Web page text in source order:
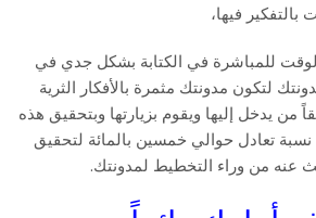
بالتفكير فيها،
للمباشرة في الكتابة بشكل جدي في
لتكون مدونتك مثمرة بالأفكار الثرية
من يدخل إليها ويقوم بزيارتها وبتحقيق هذه
تعادل حوالي خمسين بالمائة لتحقيق
عنه من وراء التخطيط لمدونتك.